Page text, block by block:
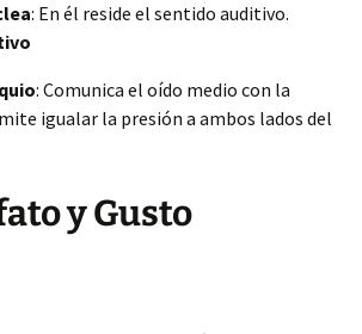
: En él reside el sentido auditivo.
: Comunica el oído medio con la
igualar la presión a ambos lados del
y Gusto